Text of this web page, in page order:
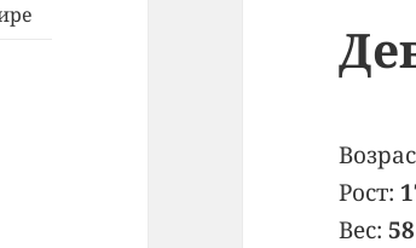
Рост:
Вес:58